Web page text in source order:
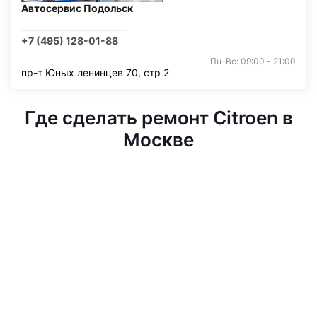
Автосервис Подольск
+7 (495) 128-01-88
Пн-Вс: 09:00 - 21:00
пр-т Юных ленинцев 70, стр 2
Где сделать ремонт Citroen в
Москве